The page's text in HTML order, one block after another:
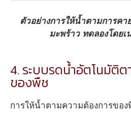
ตัวอย่างการให้น้ำตามการคา
มะพร้าว ทดลองโดยเ
4. ระบบรดน้ำอัตโนมัติ
ของพืช
การให้น้ำตามความต้องการขอ